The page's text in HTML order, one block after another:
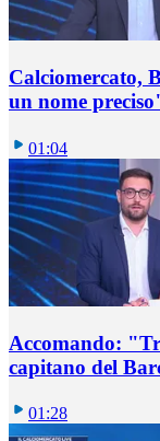
Calciomercato,
un nome
01:04
Accomando:
capitano del
01:28